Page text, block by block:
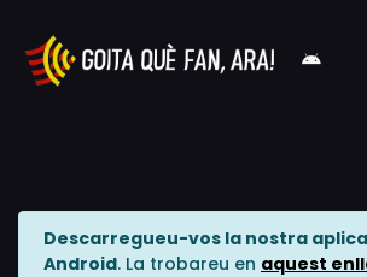
Descarregueu-vos la nostra
Android. La trobareu en aquest